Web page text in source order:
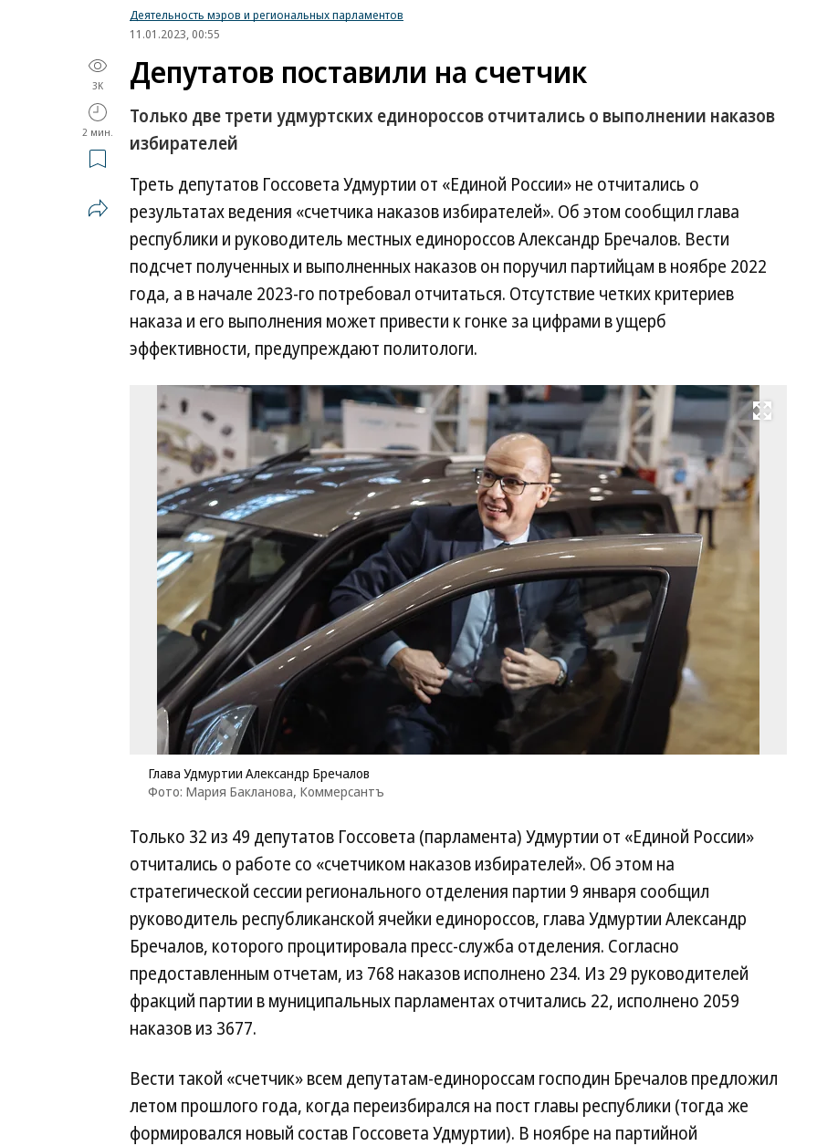
Деятельность мэров и региональных парламентов
11.01.2023, 00:55
3K
2 мин.
Депутатов поставили на счетчик
Только две трети удмуртских единороссов отчитались о выполнении наказов
избирателей
Треть депутатов Госсовета Удмуртии от «Единой России» не отчитались о
результатах ведения «счетчика наказов избирателей». Об этом сообщил глава
республики и руководитель местных единороссов Александр Бречалов. Вести
подсчет полученных и выполненных наказов он поручил партийцам в ноябре 2022
года, а в начале 2023-го потребовал отчитаться. Отсутствие четких критериев
наказа и его выполнения может привести к гонке за цифрами в ущерб
эффективности, предупреждают политологи.
Развернуть на весь экран
Глава Удмуртии Александр Бречалов
Фото: Мария Бакланова, Коммерсантъ
Только 32 из 49 депутатов Госсовета (парламента) Удмуртии от «Единой России»
отчитались о работе со «счетчиком наказов избирателей». Об этом на
стратегической сессии регионального отделения партии 9 января сообщил
руководитель республиканской ячейки единороссов, глава Удмуртии Александр
Бречалов, которого процитировала пресс-служба отделения. Согласно
предоставленным отчетам, из 768 наказов исполнено 234. Из 29 руководителей
фракций партии в муниципальных парламентах отчитались 22, исполнено 2059
наказов из 3677.
Вести такой «счетчик» всем депутатам-единороссам господин Бречалов предложил
летом прошлого года, когда переизбирался на пост главы республики (тогда же
формировался новый состав Госсовета Удмуртии). В ноябре на партийной